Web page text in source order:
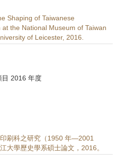
Shaping of Taiwanese
the National Museum of Taiwan
of Leicester, 2016.
目 2016 年度
刷科之研究（1950 年—2001
大學歷史學系碩士論文，2016。